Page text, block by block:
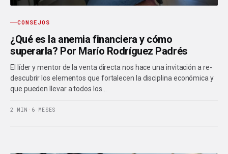
CONSEJOS
¿Qué es la anemia financiera y cómo
superarla? Por Marío Rodríguez Padrés
El líder y mentor de la venta directa nos hace una invitación a re-
descubrir los elementos que fortalecen la disciplina económica y
que pueden llevar a todos los…
2 MIN · 6 MESES